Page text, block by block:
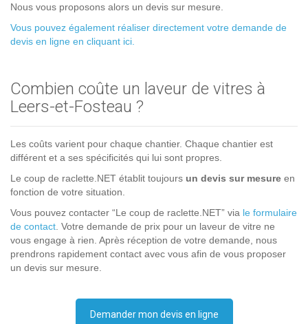
Nous vous proposons alors un devis sur mesure.
Vous pouvez également réaliser directement votre demande de
devis en ligne en cliquant ici.
Combien coûte un laveur de vitres à
Leers-et-Fosteau ?
Les coûts varient pour chaque chantier. Chaque chantier est
différent et a ses spécificités qui lui sont propres.
Le coup de raclette.NET établit toujours un devis sur mesure en
fonction de votre situation.
Vous pouvez contacter “Le coup de raclette.NET” via le formulaire
de contact. Votre demande de prix pour un laveur de vitre ne
vous engage à rien. Après réception de votre demande, nous
prendrons rapidement contact avec vous afin de vous proposer
un devis sur mesure.
Demander mon devis en ligne